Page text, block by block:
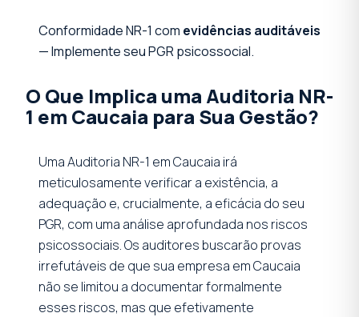
Conformidade NR-1 com evidências auditáveis
— Implemente seu PGR psicossocial.
O Que Implica uma Auditoria NR-
1 em Caucaia para Sua Gestão?
Uma Auditoria NR-1 em Caucaia irá
meticulosamente verificar a existência, a
adequação e, crucialmente, a eficácia do seu
PGR, com uma análise aprofundada nos riscos
psicossociais. Os auditores buscarão provas
irrefutáveis de que sua empresa em Caucaia
não se limitou a documentar formalmente
esses riscos, mas que efetivamente